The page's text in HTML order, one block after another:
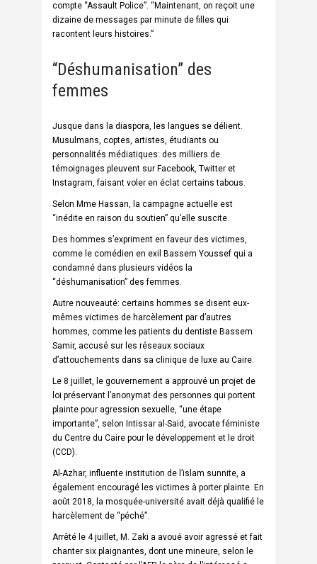
compte “Assault Police”. “Maintenant, on reçoit une
dizaine de messages par minute de filles qui
racontent leurs histoires.”
“Déshumanisation” des
femmes
Jusque dans la diaspora, les langues se délient.
Musulmans, coptes, artistes, étudiants ou
personnalités médiatiques: des milliers de
témoignages pleuvent sur Facebook, Twitter et
Instagram, faisant voler en éclat certains tabous.
Selon Mme Hassan, la campagne actuelle est
“inédite en raison du soutien” qu’elle suscite.
Des hommes s’expriment en faveur des victimes,
comme le comédien en exil Bassem Youssef qui a
condamné dans plusieurs vidéos la
“déshumanisation” des femmes.
Autre nouveauté: certains hommes se disent eux-
mêmes victimes de harcèlement par d’autres
hommes, comme les patients du dentiste Bassem
Samir, accusé sur les réseaux sociaux
d’attouchements dans sa clinique de luxe au Caire.
Le 8 juillet, le gouvernement a approuvé un projet de
loi préservant l’anonymat des personnes qui portent
plainte pour agression sexuelle, “une étape
importante”, selon Intissar al-Said, avocate féministe
du Centre du Caire pour le développement et le droit
(CCD).
Al-Azhar, influente institution de l’islam sunnite, a
également encouragé les victimes à porter plainte. En
août 2018, la mosquée-université avait déjà qualifié le
harcèlement de “péché”.
Arrêté le 4 juillet, M. Zaki a avoué avoir agressé et fait
chanter six plaignantes, dont une mineure, selon le